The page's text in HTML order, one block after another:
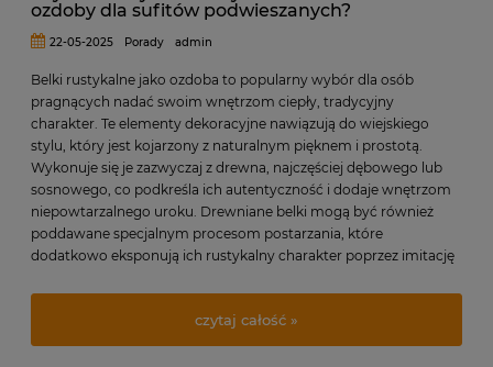
ozdoby dla sufitów podwieszanych?
22-05-2025 Porady admin
Belki rustykalne jako ozdoba to popularny wybór dla osób
pragnących nadać swoim wnętrzom ciepły, tradycyjny
charakter. Te elementy dekoracyjne nawiązują do wiejskiego
stylu, który jest kojarzony z naturalnym pięknem i prostotą.
Wykonuje się je zazwyczaj z drewna, najczęściej dębowego lub
sosnowego, co podkreśla ich autentyczność i dodaje wnętrzom
niepowtarzalnego uroku. Drewniane belki mogą być również
poddawane specjalnym procesom postarzania, które
dodatkowo eksponują ich rustykalny charakter poprzez imitację
czytaj całość »